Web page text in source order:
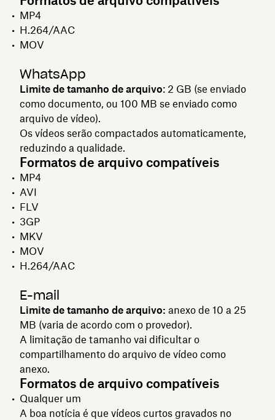
MP4
H.264/AAC
MOV
WhatsApp
Limite de tamanho de arquivo: 2 GB (se enviado
como documento, ou 100 MB se enviado como
arquivo de vídeo).
Os vídeos serão compactados automaticamente,
reduzindo a qualidade.
Formatos de arquivo compatíveis
MP4
AVI
FLV
3GP
MKV
MOV
H.264/AAC
E-mail
Limite de tamanho de arquivo: anexo de 10 a 25
MB (varia de acordo com o provedor).
A limitação de tamanho vai dificultar o
compartilhamento do arquivo de vídeo como
anexo.
Formatos de arquivo compatíveis
Qualquer um
A boa notícia é que vídeos curtos gravados no